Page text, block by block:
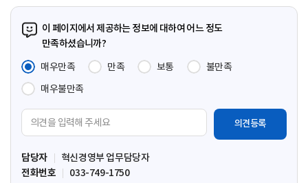
이 페이지에서 제공하는 정보에 대하여 어느 정도
만족하셨습니까?
매우만족
만족 보통
불만족
매우불만족
견
입
력
담당자
혁신경영부 업무담당자
전화번호
033-749-1750